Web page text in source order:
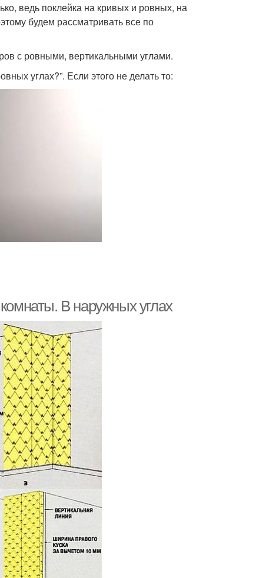
ведь поклейка на кривых и ровных, на
будем рассматривать все по
с ровными, вертикальными углами.
углах?”. Если этого не делать то:
В наружных углах